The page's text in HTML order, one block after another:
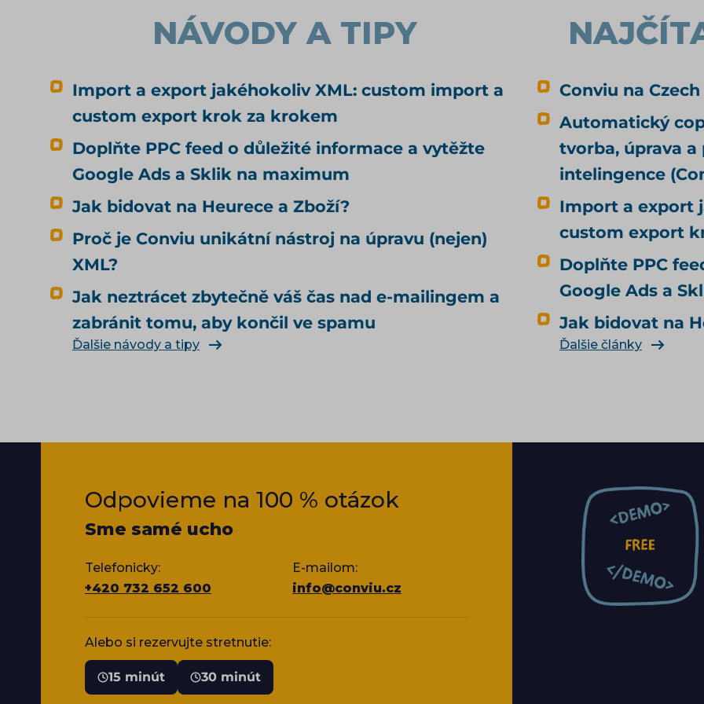
který budou ostatní odkazovat — jenže
vy neprodáváte články, ale kotle nebo
prodávají balíček odkazů, u kterých se
udělají. Tenhle text jde třetí cestou.
Nejdřív odpoví na otázku, kterou
většina návodů přeskočí — jestli
odkazy vůbec potřebujete — a pak
ukáže, kde je e-shop reálně bere.
Uvidíte taky, co se v českých článcích o
odkazech běžně tvrdí, ačkoli se nám to
při ověřování nepotvrdilo. Je to jeden z
článků tématu SEO a UX pro e-shop.
Pořadí, ve kterém jednotlivé zdroje
odkazů probíráme, je zároveň to,
kterým k nim chodíme u klientů —
NÁVODY A TIPY
Import a export jakéhokoliv XML: custom import a
custom export krok za krokem
Doplňte PPC feed o důležité informace a vytěžte
Google Ads a Sklik na maximum
Jak bidovat na Heurece a Zboží?
Proč je Conviu unikátní nástroj na úpravu (nejen)
XML?
Jak neztrácet zbytečně váš čas nad e-mailingem a
zabránit tomu, aby končil ve spamu
Ďalšie návody a tipy
Conviu na
Automatický
tvorba, úprava
intelingence
Import a export
custom export
Doplňte PPC
Google Ads a
Jak bidovat na
Ďalšie články
Odpovieme na 100 % otázok
Sme samé ucho
Telefonicky:
+420 732 652 600
E-mailom:
info@conviu.cz
Alebo si rezervujte stretnutie:
15 minút 30 minút